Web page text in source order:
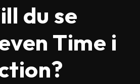
du se
Time i